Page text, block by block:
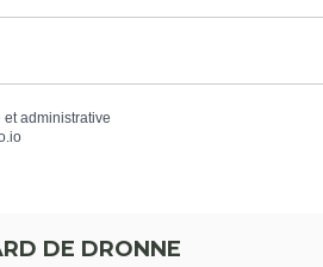
administrative
DE DRONNE